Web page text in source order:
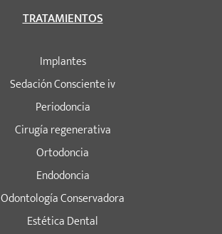
TRATAMIENTOS
Implantes
Sedación Consciente iv
Periodoncia
Cirugía regenerativa
Ortodoncia
Endodoncia
Odontología Conservadora
Estética Dental